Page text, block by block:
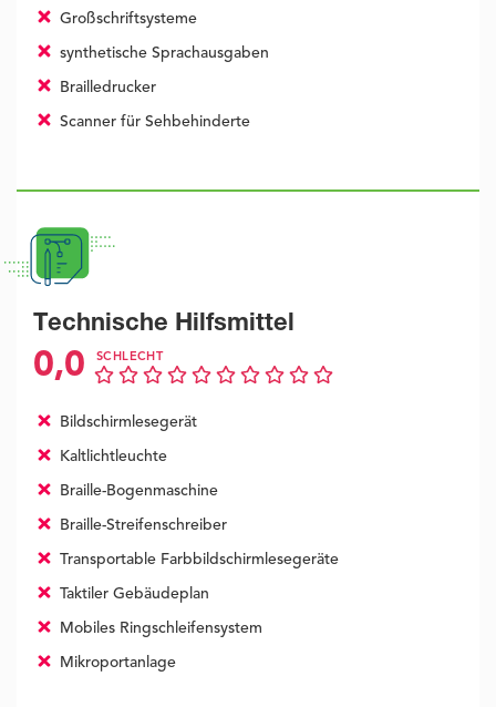
Großschriftsysteme
synthetische Sprachausgaben
Brailledrucker
Scanner für Sehbehinderte
Technische Hilfsmittel
0,0 SCHLECHT
Bildschirmlesegerät
Kaltlichtleuchte
Braille-Bogenmaschine
Braille-Streifenschreiber
Transportable Farbbildschirmlesegeräte
Taktiler Gebäudeplan
Mobiles Ringschleifensystem
Mikroportanlage